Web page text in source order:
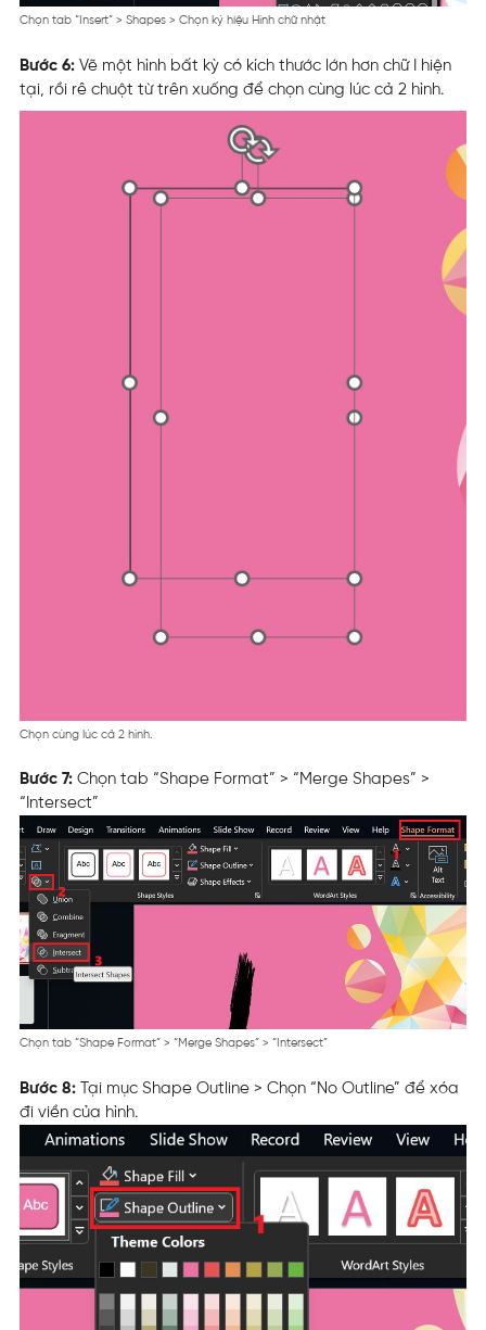
Chọn tab “Insert” > Shapes > Chọn ký hiệu Hình chữ nhật
Bước 6: Vẽ một hình bất kỳ có kích thước lớn hơn chữ I hiện
tại, rồi rê chuột từ trên xuống để chọn cùng lúc cả 2 hình.
Chọn cùng lúc cả 2 hình.
Bước 7: Chọn tab “Shape Format” > “Merge Shapes” >
“Intersect”
Chọn tab “Shape Format” > “Merge Shapes” > “Intersect”
Bước 8: Tại mục Shape Outline > Chọn “No Outline” để xóa
đi viền của hình.